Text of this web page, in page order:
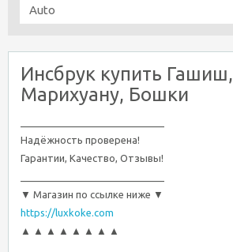
Инсбрук купить Гашиш,
Марихуану, Бошки
Надёжность проверена!
Гарантии, Качество, Отзывы!
▼ Магазин по ссылке ниже ▼
https://luxkoke.com
▲ ▲ ▲ ▲ ▲ ▲ ▲ ▲